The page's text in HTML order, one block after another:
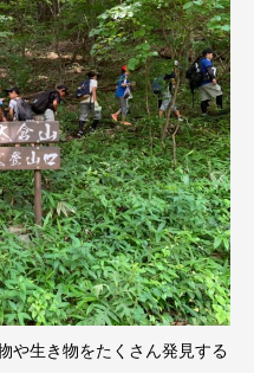
や生き物をたくさん発見する